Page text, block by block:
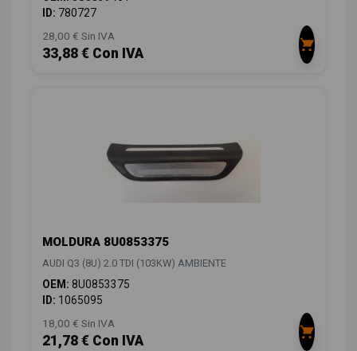
ID: 780727
28,00 € Sin IVA
33,88 € Con IVA
MOLDURA 8U0853375
AUDI Q3 (8U) 2.0 TDI (103KW) AMBIENTE
OEM: 8U0853375
ID: 1065095
18,00 € Sin IVA
21,78 € Con IVA